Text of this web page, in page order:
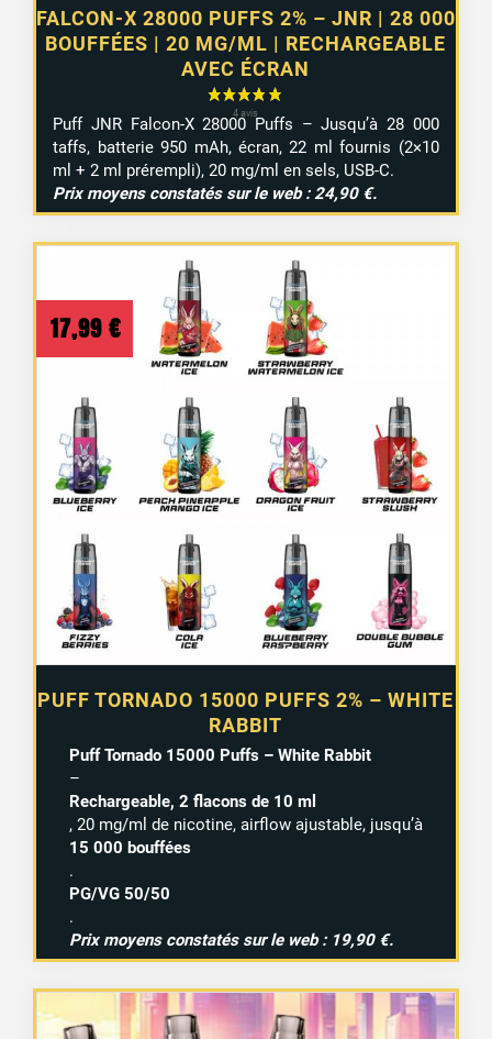
FALCON-X 28000 PUFFS 2% – JNR | 28 000
BOUFFÉES | 20 MG/ML | RECHARGEABLE
AVEC ÉCRAN
Puff JNR Falcon-X 28000 Puffs – Jusqu’à 28 000
taffs, batterie 950 mAh, écran, 22 ml fournis (2×10
ml + 2 ml prérempli), 20 mg/ml en sels, USB-C.
Prix moyens constatés sur le web : 24,90 €.
PUFF TORNADO 15000 PUFFS 2% – WHITE
RABBIT
17,99 €
Puff Tornado 15000 Puffs – White Rabbit
–
Rechargeable, 2 flacons de 10 ml
, 20 mg/ml de nicotine, airflow ajustable, jusqu’à
15 000 bouffées
.
PG/VG 50/50
.
Prix moyens constatés sur le web : 19,90 €.